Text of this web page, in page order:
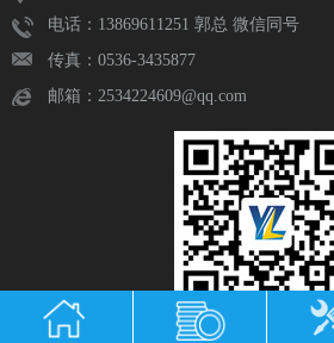
电话：13869611251 郭总 微信同号
传真：0536-3435877
邮箱：2534224609@qq.com